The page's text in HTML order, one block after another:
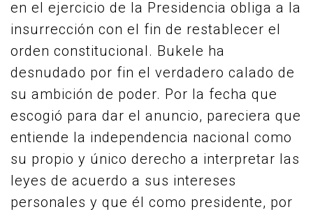
en el ejercicio de la Presidencia obliga a la
insurrección con el fin de restablecer el
orden constitucional. Bukele ha
desnudado por fin el verdadero calado de
su ambición de poder. Por la fecha que
escogió para dar el anuncio, pareciera que
entiende la independencia nacional como
su propio y único derecho a interpretar las
leyes de acuerdo a sus intereses
personales y que él como presidente, por